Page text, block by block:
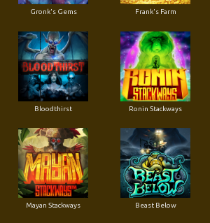
Gronk's Gems Frank's Farm
Bloodthirst Ronin Stackways
Mayan Stackways Beast Below